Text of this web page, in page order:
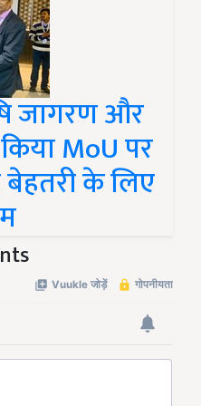
जागरण और
MoU पर
बेहतरी के लिए